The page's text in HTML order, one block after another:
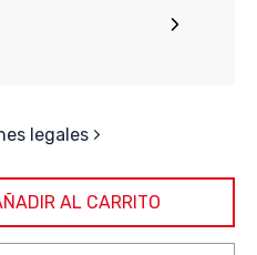
legales
AL CARRITO